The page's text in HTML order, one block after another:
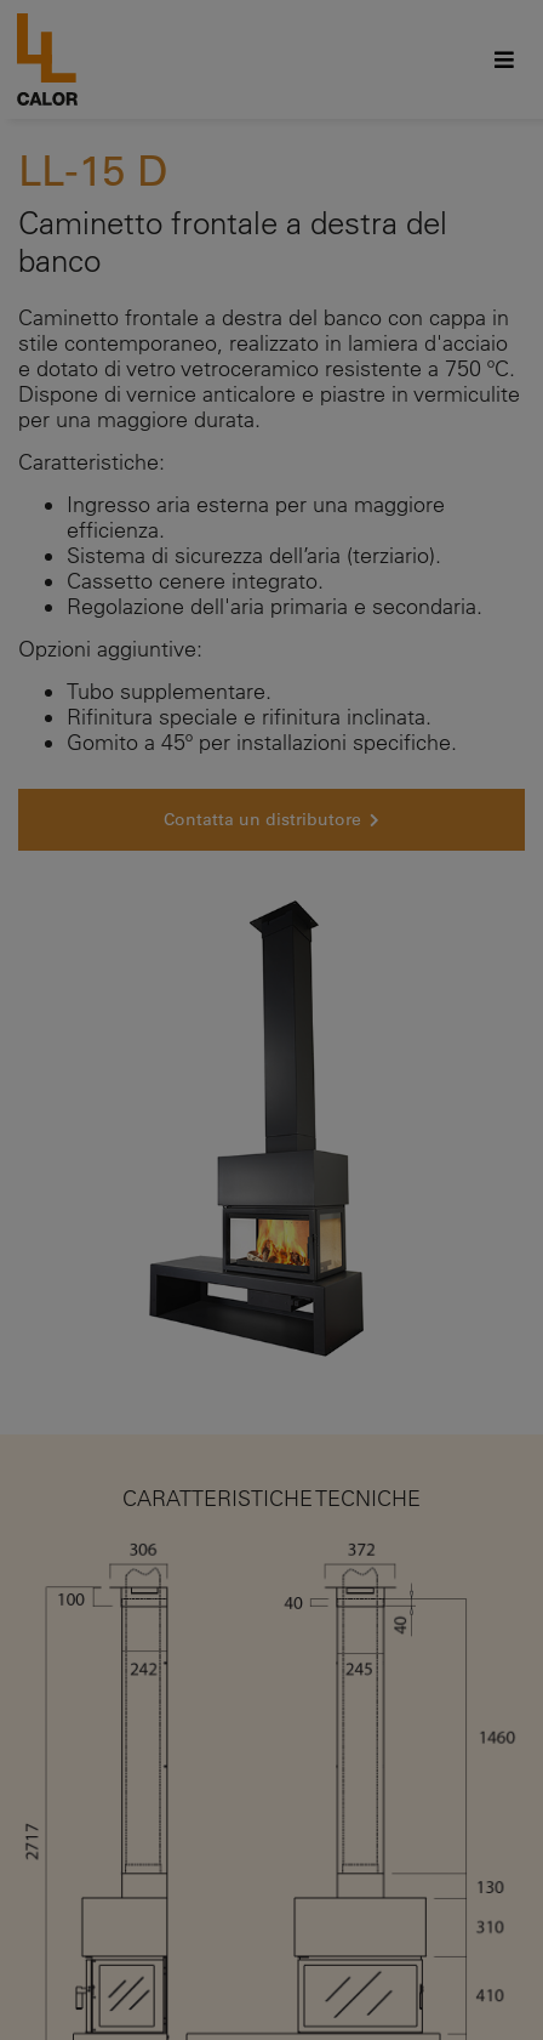
LL-15 D
Caminetto frontale a destra del
banco
Caminetto frontale a destra del banco con cappa in
stile contemporaneo, realizzato in lamiera d'acciaio
e dotato di vetro vetroceramico resistente a 750 ºC.
Dispone di vernice anticalore e piastre in vermiculite
per una maggiore durata.
Caratteristiche:
Ingresso aria esterna per una maggiore
efficienza.
Sistema di sicurezza dell’aria (terziario).
Cassetto cenere integrato.
Regolazione dell'aria primaria e secondaria.
Opzioni aggiuntive:
Tubo supplementare.
Rifinitura speciale e rifinitura inclinata.
Gomito a 45º per installazioni specifiche.
Contatta un distributore
CARATTERISTICHE TECNICHE